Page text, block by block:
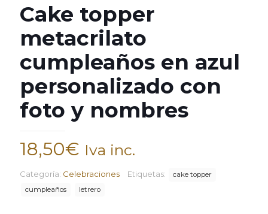
Cake topper
metacrilato
cumpleaños en azul
personalizado con
foto y nombres
18,50€ Iva inc.
Categoría: Celebraciones Etiquetas:
cake topper
cumpleaños
letrero